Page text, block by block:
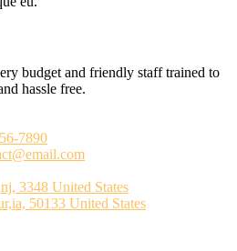
budget and friendly staff trained to
hassle free.
7890
3348 United States
50133 United States